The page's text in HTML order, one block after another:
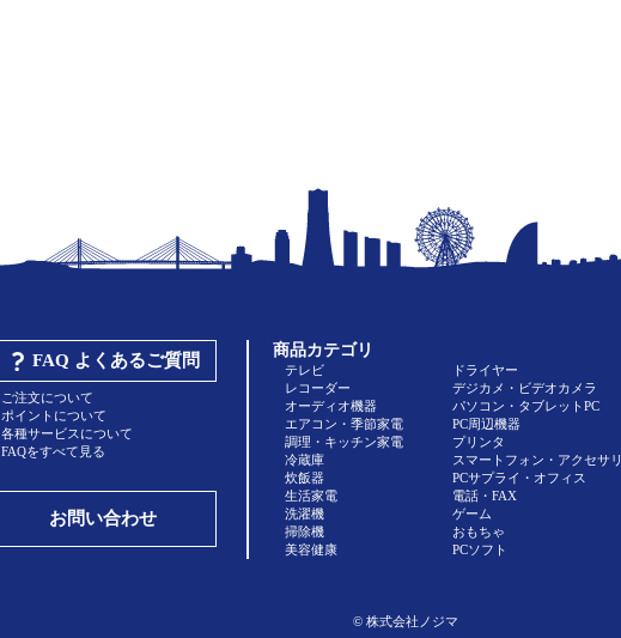
FAQ よくあるご質問
ご注文について
ポイントについて
各種サービスについて
FAQをすべて見る
お問い合わせ
商品カテゴリ
テレビ
レコーダー
オーディオ機器
エアコン・季節家電
調理・キッチン家電
冷蔵庫
炊飯器
生活家電
洗濯機
掃除機
美容健康
ドライヤー
デジカメ・ビデオカメラ
パソコン・タブレットPC
PC周辺機器
プリンタ
スマートフォン・アクセサリ
PCサプライ・オフィス
電話・FAX
ゲーム
おもちゃ
PCソフト
© 株式会社ノジマ